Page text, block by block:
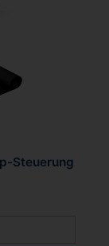
Steuerung